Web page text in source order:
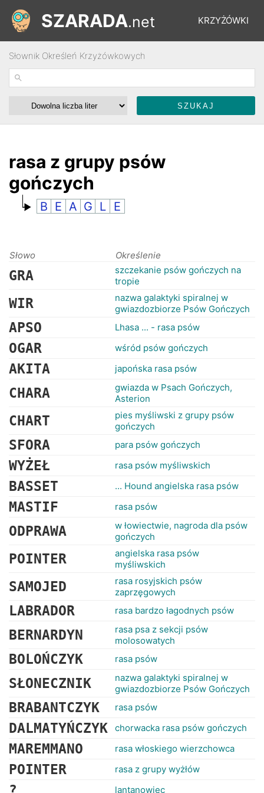
KRZYŻÓWKI
ŁAMIGŁÓWKI
RANKINGI
SZARADA.net
Słownik Określeń Krzyżówkowych
rasa z grupy psów
gończych
B E A G L E
Słowo Określenie
GRA
szczekanie psów gończych na
tropie
WIR
nazwa galaktyki spiralnej w
gwiazdozbiorze Psów Gończych
APSO Lhasa ... - rasa psów
OGAR wśród psów gończych
AKITA japońska rasa psów
CHARA
gwiazda w Psach Gończych,
Asterion
CHART
pies myśliwski z grupy psów
gończych
SFORA para psów gończych
WYŻEŁ rasa psów myśliwskich
BASSET ... Hound angielska rasa psów
MASTIF rasa psów
ODPRAWA
w łowiectwie, nagroda dla psów
gończych
POINTER
angielska rasa psów
myśliwskich
SAMOJED
rasa rosyjskich psów
zaprzęgowych
LABRADOR rasa bardzo łagodnych psów
BERNARDYN
rasa psa z sekcji psów
molosowatych
BOLOŃCZYK rasa psów
SŁONECZNIK
nazwa galaktyki spiralnej w
gwiazdozbiorze Psów Gończych
BRABANTCZYK rasa psów
DALMATYŃCZYK chorwacka rasa psów gończych
MAREMMANO rasa włoskiego wierzchowca
POINTER rasa z grupy wyżłów
lantanowiec